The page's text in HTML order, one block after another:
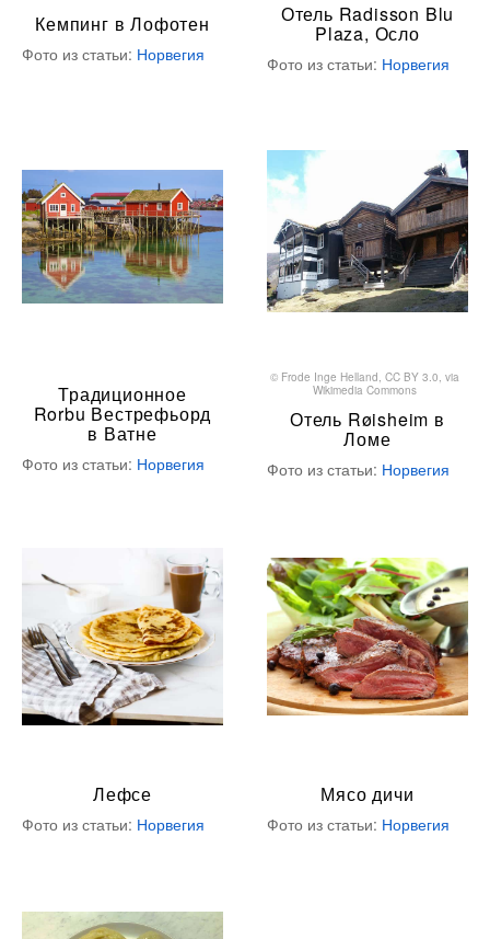
Кемпинг в Лофотен
Фото из статьи: Норвегия
Отель Radisson Blu
Plaza, Осло
Фото из статьи: Норвегия
Традиционное
Rorbu Вестрефьорд
в Ватне
Фото из статьи: Норвегия
© Frode Inge Helland, CC BY 3.0, via
Wikimedia Commons
Отель Røisheim в
Ломе
Фото из статьи: Норвегия
Лефсе
Фото из статьи: Норвегия
Мясо дичи
Фото из статьи: Норвегия